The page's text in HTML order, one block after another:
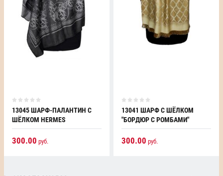
13045 ШАРФ-ПАЛАНТИН С
ШЁЛКОМ HERMES
300.00 руб.
13041 ШАРФ С ШЁЛКОМ
"БОРДЮР С РОМБАМИ"
300.00 руб.